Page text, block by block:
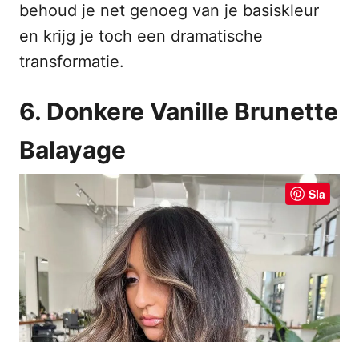
behoud je net genoeg van je basiskleur
en krijg je toch een dramatische
transformatie.
6. Donkere Vanille Brunette
Balayage
Sla